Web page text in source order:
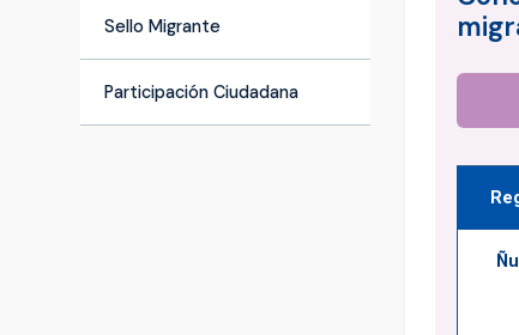
Sello Migrante
Participación Ciudadana